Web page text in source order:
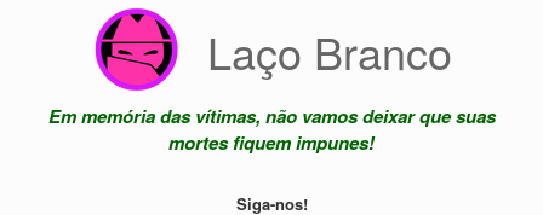
Laço Branco
Em memória das vítimas, não vamos deixar que suas
mortes fiquem impunes!
Siga-nos!